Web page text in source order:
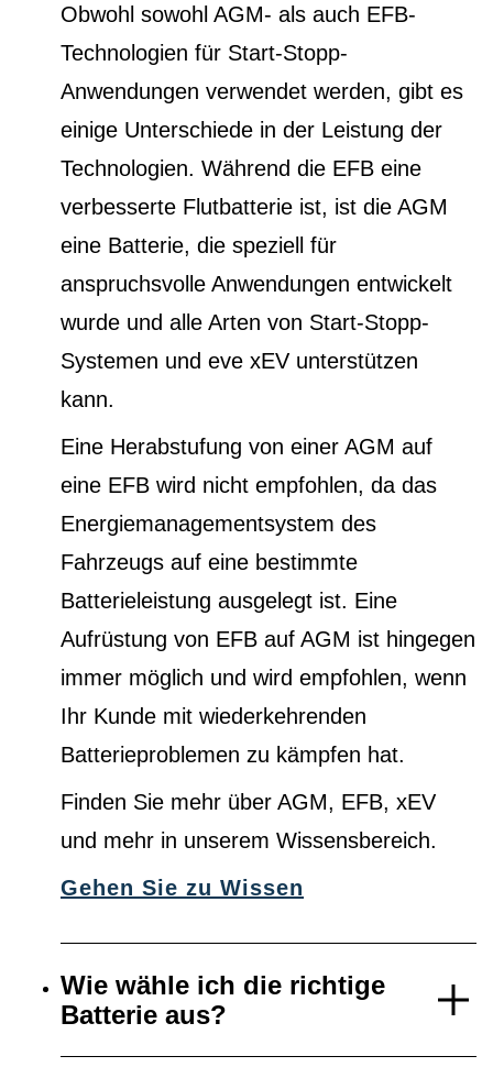
Obwohl sowohl AGM- als auch EFB-
Technologien für Start-Stopp-
Anwendungen verwendet werden, gibt es
einige Unterschiede in der Leistung der
Technologien. Während die EFB eine
verbesserte Flutbatterie ist, ist die AGM
eine Batterie, die speziell für
anspruchsvolle Anwendungen entwickelt
wurde und alle Arten von Start-Stopp-
Systemen und eve xEV unterstützen
kann.
Eine Herabstufung von einer AGM auf
eine EFB wird nicht empfohlen, da das
Energiemanagementsystem des
Fahrzeugs auf eine bestimmte
Batterieleistung ausgelegt ist. Eine
Aufrüstung von EFB auf AGM ist hingegen
immer möglich und wird empfohlen, wenn
Ihr Kunde mit wiederkehrenden
Batterieproblemen zu kämpfen hat.
Finden Sie mehr über AGM, EFB, xEV
und mehr in unserem Wissensbereich.
Gehen Sie zu Wissen
Wie wähle ich die richtige
Batterie aus?